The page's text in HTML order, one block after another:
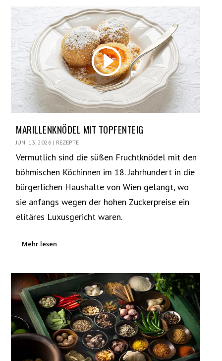
MARILLENKNÖDEL MIT TOPFENTEIG
JUNI 13, 2026 | REZEPTE
Vermutlich sind die süßen Fruchtknödel mit den
böhmischen Köchinnen im 18. Jahrhundert in die
bürgerlichen Haushalte von Wien gelangt, wo
sie anfangs wegen der hohen Zuckerpreise ein
elitäres Luxusgericht waren.
Mehr lesen